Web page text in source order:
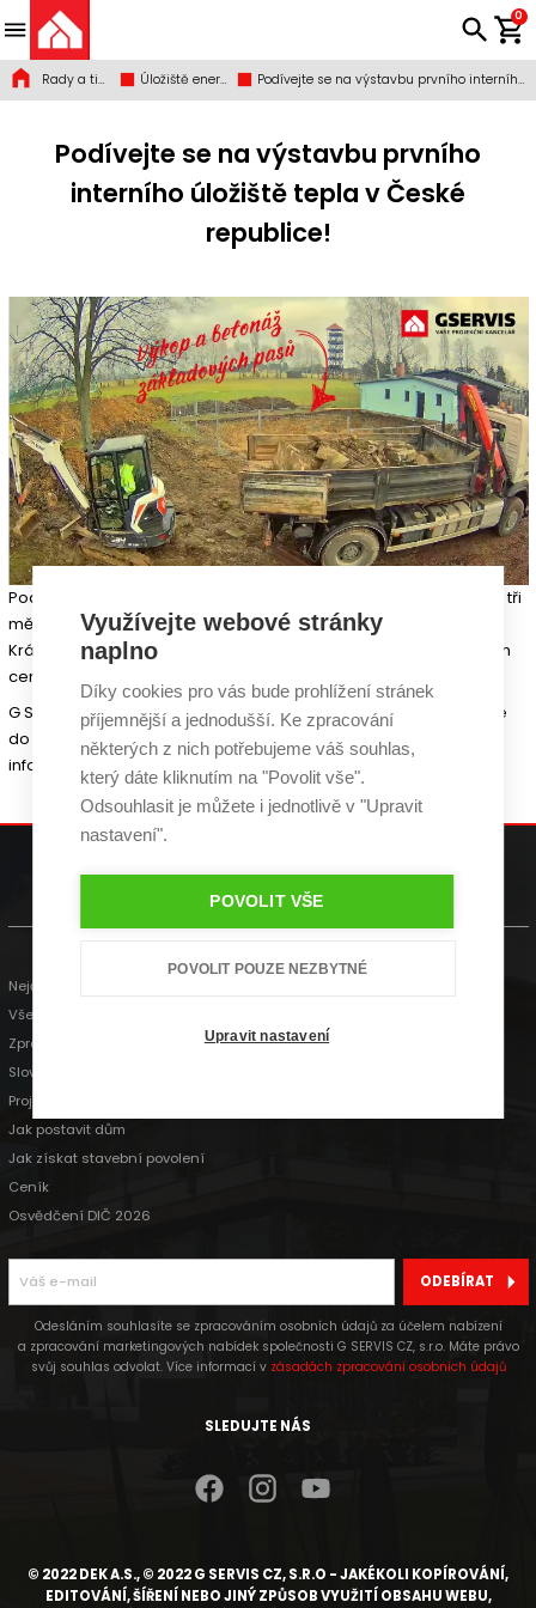
0
Rady a tipy Úložiště energie do hmoty Podívejte se na výstavbu prvního interního úložiště tepla v České republice!
Podívejte se na výstavbu prvního
interního úložiště tepla v České
republice!
Podívejte se na nové časosběrné video, ve kterém uvidíte první tři
měsíce stavby úložiště energie do hmoty, které se staví v
Královehradeckém kraji v obci Žernov pod obecním komunitním
centrem.
G SERVIS se na této realizaci experimentálního ukládání energie
do hmoty podílí jako hlavní projektant technologické části. Více
informací najdete v našich ostatních článcích.
gservis@gservis.cz +420 739 588 411
Nejčastější dotazy
Všeobecné obchodní podmínky
Zpracování osobních údajů
Slovníček pojmů
Projekty rodinných domů
Jak postavit dům
Jak získat stavební povolení
Ceník
Osvědčení DIČ 2026
ODEBÍRAT
Odesláním souhlasíte se zpracováním osobních údajů za účelem nabízení
a zpracování marketingových nabídek společnosti G SERVIS CZ, s.r.o. Máte právo
svůj souhlas odvolat. Více informací v zásadách zpracování osobních údajů
SLEDUJTE NÁS
© 2022 DEK A.S., © 2022 G SERVIS CZ, S.R.O - JAKÉKOLI KOPÍROVÁNÍ,
EDITOVÁNÍ, ŠÍŘENÍ NEBO JINÝ ZPŮSOB VYUŽITÍ OBSAHU WEBU,
Využívejte webové stránky
naplno
Díky cookies pro vás bude prohlížení stránek
příjemnější a jednodušší. Ke zpracování
některých z nich potřebujeme váš souhlas,
který dáte kliknutím na "Povolit vše".
Odsouhlasit je můžete i jednotlivě v "Upravit
nastavení".
POVOLIT VŠE
POVOLIT POUZE NEZBYTNÉ
Upravit nastavení